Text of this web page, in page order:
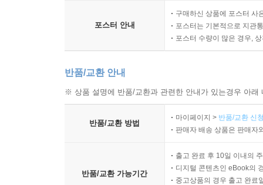
포스터 안내
구매하신 상품에 포스터 사
포스터는 기본적으로 지관
포스터 수량이 많은 경우,
반품/교환 안내
※ 상품 설명에 반품/교환과 관련한 안내가 있는경우 아
반품/교환 방법
마이페이지 > 반품/교환 신
판매자 배송 상품은 판매자
반품/교환 가능기간
출고 완료 후 10일 이내의
디지털 콘텐츠인 eBook의
중고상품의 경우 출고 완료